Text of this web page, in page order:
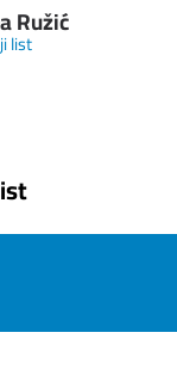
Ružić
list